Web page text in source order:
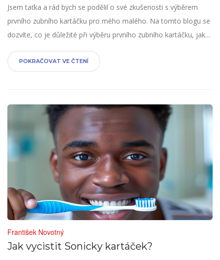
Jsem taťka a rád bych se podělil o své zkušenosti s výběrem
prvního zubního kartáčku pro mého malého. Na tomto blogu se
dozvíte, co je důležité při výběru prvního zubního kartáčku, jaká
kartáček. Rád vás provedu celým procesem, je to důležité pro
POKRAČOVAT VE ČTENÍ
František Novotný
Jak vycistit Sonicky kartáček?